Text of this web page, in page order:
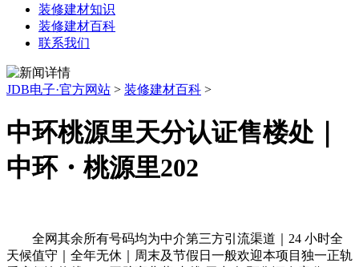
装修建材知识
装修建材百科
联系我们
JDB电子·官方网站 > 装修建材百科 >
中环桃源里天分认证售楼处｜
中环・桃源里202
全网其余所有号码均为中介第三方引流渠道｜24 小时全
天候值守｜全年无休｜周末及节假日一般欢迎本项目独一正轨